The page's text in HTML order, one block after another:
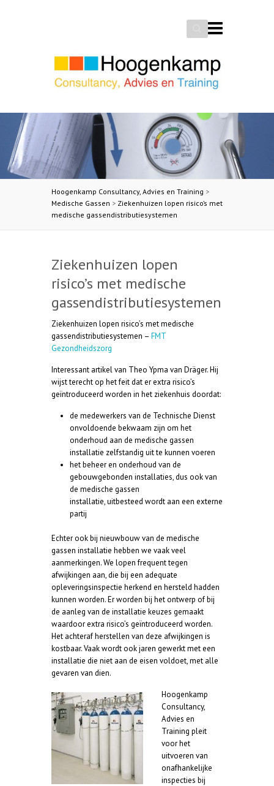
Search
Hoogenkamp Consultancy, Advies en Training >
Medische Gassen > Ziekenhuizen lopen risico’s met
medische gassendistributiesystemen
Ziekenhuizen lopen
risico’s met medische
gassendistributiesystemen
Ziekenhuizen lopen risico’s met medische
gassendistributiesystemen – FMT
Gezondheidszorg
Interessant artikel van Theo Ypma van Dräger. Hij
wijst terecht op het feit dat er extra risico’s
geïntroduceerd worden in het ziekenhuis doordat:
de medewerkers van de Technische Dienst
onvoldoende bekwaam zijn om het
onderhoud aan de medische gassen
installatie zelfstandig uit te kunnen voeren
het beheer en onderhoud van de
gebouwgebonden installaties, dus ook van
de medische gassen
installatie, uitbesteed wordt aan een externe
partij
Echter ook bij nieuwbouw van de medische
gassen installatie hebben we vaak veel
aanmerkingen. We lopen frequent tegen
afwijkingen aan, die bij een adequate
opleveringsinspectie herkend en hersteld hadden
kunnen worden. Er worden bij het ontwerp of bij
de aanleg van de installatie keuzes gemaakt
waardoor extra risico’s geïntroduceerd worden.
Het achteraf herstellen van deze afwijkingen is
kostbaar. Vaak wordt ook jaren gewerkt met een
installatie die niet aan de eisen voldoet, met alle
gevaren van dien.
Hoogenkamp
Consultancy,
Advies en
Training pleit
voor het
uitvoeren van
onafhankelijke
inspecties bij